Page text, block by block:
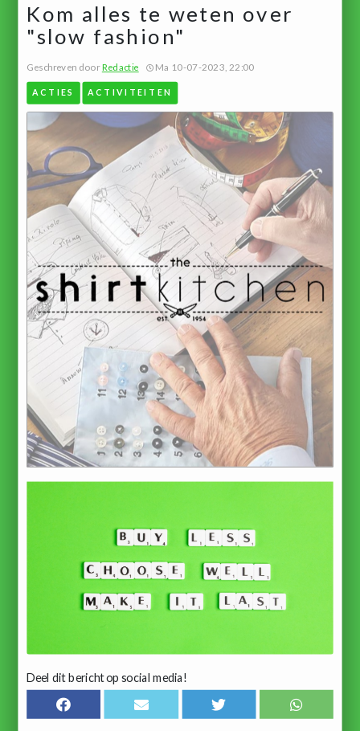
Kom alles te weten over
"slow fashion"
Geschreven doorRedactie Ma 10-07-2023, 22:00
ACTIES ACTIVITEITEN
Deel dit bericht op social media!